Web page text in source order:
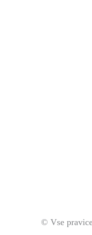
© Vse